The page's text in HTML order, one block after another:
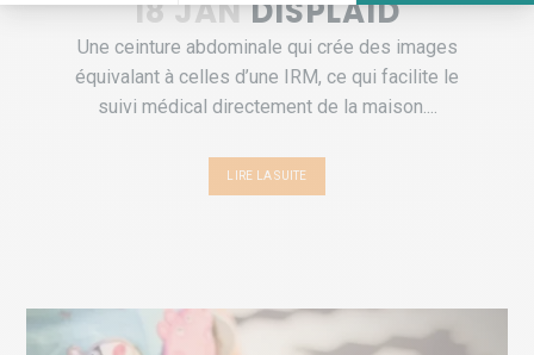
18 JANDISPLAID
Une ceinture abdominale qui crée des images
équivalant à celles d’une IRM, ce qui facilite le
suivi médical directement de la maison....
LIRE LA SUITE